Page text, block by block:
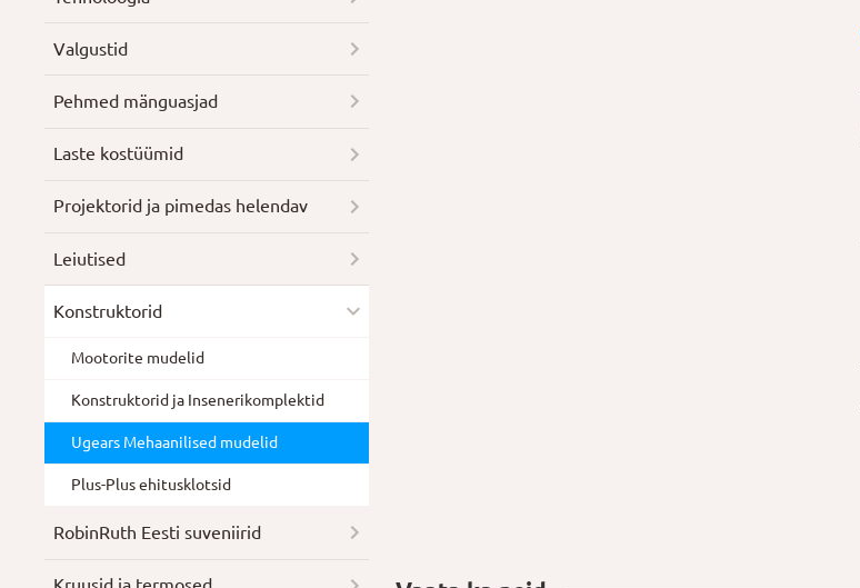
Valgustid
Pehmed mänguasjad
Laste kostüümid
Projektorid ja pimedas helendav
Leiutised
Konstruktorid
Mootorite mudelid
Konstruktorid ja Insenerikomplektid
Ugears Mehaanilised mudelid
Plus-Plus ehitusklotsid
RobinRuth Eesti suveniirid